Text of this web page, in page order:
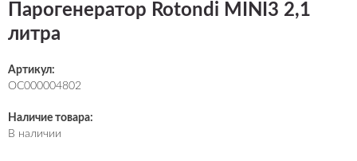
Парогенератор Rotondi MINI3 2,1
литра
Артикул:
ОС000004802
Наличие товара:
В наличии